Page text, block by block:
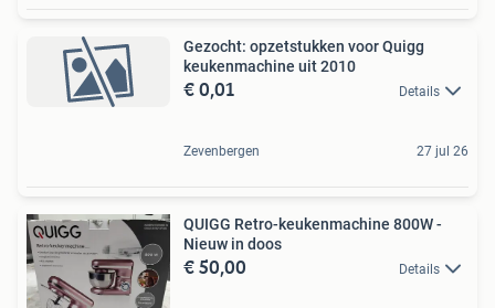
Gezocht: opzetstukken voor Quigg
keukenmachine uit 2010
€ 0,01 Details
Zevenbergen 27 jul 26
QUIGG Retro-keukenmachine 800W -
Nieuw in doos
€ 50,00 Details